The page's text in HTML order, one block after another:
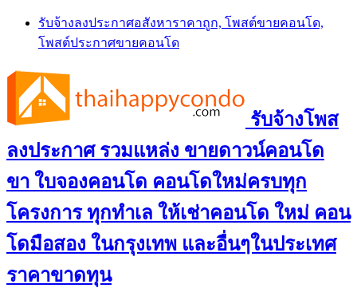
Skip
content
รับจ้างลงประกาศอสังหาราคาถูก, โพสต์ขายคอนโด,
โพสต์ประกาศขายคอนโด
รับจ้างโพส
ลงประกาศ รวมแหล่ง ขายดาวน์คอนโด
ขา ใบจองคอนโด คอนโดใหม่ครบทุก
โครงการ ทุกทำเล ให้เช่าคอนโด ใหม่ คอน
โดมือสอง ในกรุงเทพ และอื่นๆในประเทศ
ราคาขาดทุน